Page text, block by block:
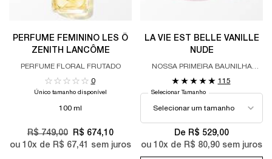
PERFUME FEMININO LES Ô
ZENITH LANCÔME
PERFUME FLORAL FRUTADO
0
Único tamanho disponível
100 ml
Old price
R$ 749,00 New price
R$ 674,10
ou 10x de R$ 67,41 sem juros
LA VIE EST BELLE VANILLE
NUDE
NOSSA PRIMEIRA BAUNILHA
115
Selecionar Tamanho
De R$ 529,00
ou 10x de R$ 80,90 sem juros